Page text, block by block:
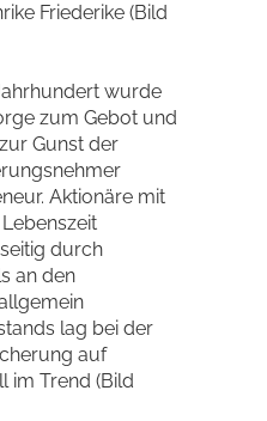
Friederike (Bild
wurde
zum Gebot und
Gunst der
Aktionäre mit
durch
an den
lag bei der
auf
im Trend (Bild